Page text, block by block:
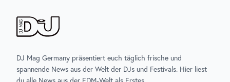
DJ Mag Germany präsentiert euch täglich frische und
spannende News aus der Welt der DJs und Festivals. Hier liest